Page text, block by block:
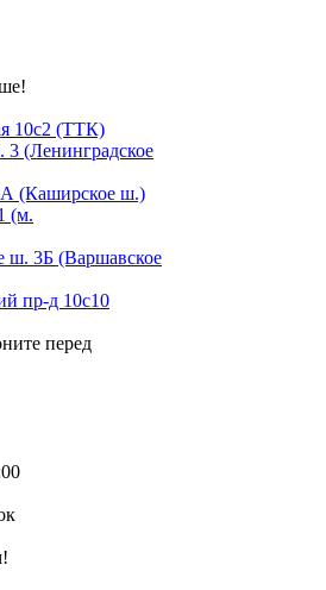
10с2 (ТТК)
(Ленинградское
(Каширское ш.)
(м.
3Б (Варшавское
пр-д 10с10
перед